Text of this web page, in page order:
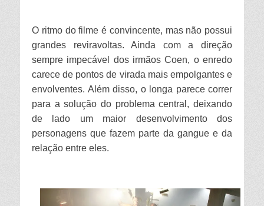
O ritmo do filme é convincente, mas não possui
grandes reviravoltas. Ainda com a direção
sempre impecável dos irmãos Coen, o enredo
carece de pontos de virada mais empolgantes e
envolventes. Além disso, o longa parece correr
para a solução do problema central, deixando
de lado um maior desenvolvimento dos
personagens que fazem parte da gangue e da
relação entre eles.